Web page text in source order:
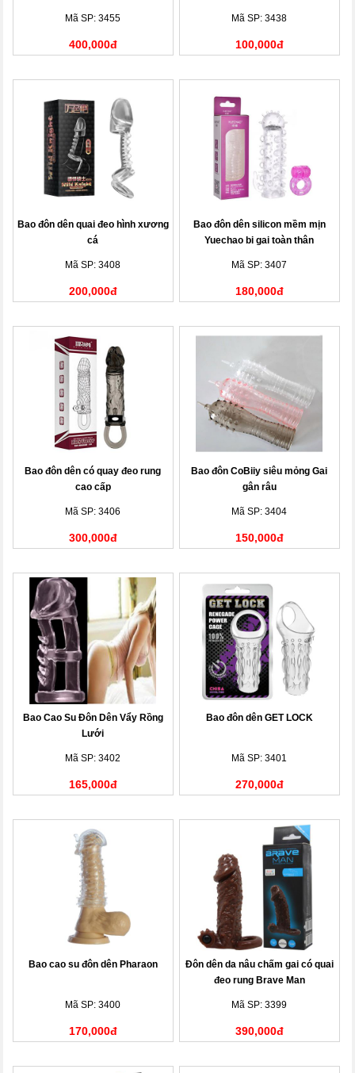
Mã SP: 3455
400,000đ
Mã SP: 3438
100,000đ
Bao đôn dên quai đeo hình xương
cá
Mã SP: 3408
200,000đ
Bao đôn dên silicon mềm mịn
Yuechao bi gai toàn thân
Mã SP: 3407
180,000đ
Bao đôn dên có quay đeo rung
cao cấp
Mã SP: 3406
300,000đ
Bao đôn CoBiiy siêu mỏng Gai
gân râu
Mã SP: 3404
150,000đ
Bao Cao Su Đôn Dên Vẩy Rồng
Lưới
Mã SP: 3402
165,000đ
Bao đôn dên GET LOCK
Mã SP: 3401
270,000đ
Bao cao su đôn dên Pharaon
Mã SP: 3400
170,000đ
Đôn dên da nâu chấm gai có quai
đeo rung Brave Man
Mã SP: 3399
390,000đ